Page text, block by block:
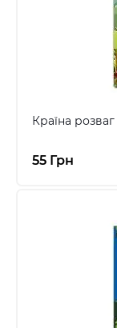
Країна розваг
55 Грн